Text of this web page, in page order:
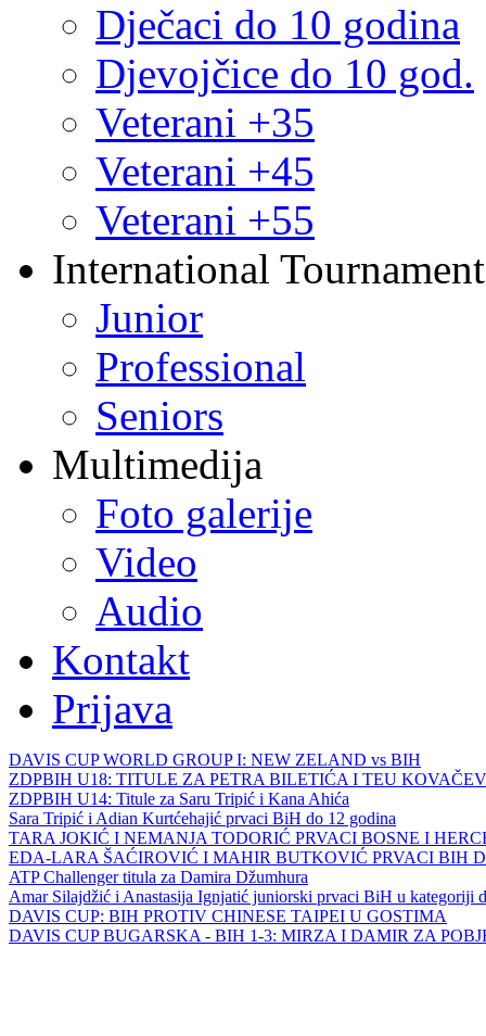
Dječaci do 10 godina
Djevojčice do 10 god.
Veterani +35
Veterani +45
Veterani +55
International
Junior
Professional
Seniors
Multimedija
Foto galerije
Video
Audio
Kontakt
Prijava
DAVIS CUP WORLD GROUP I: NEW ZELAND vs BIH
ZDPBIH U18: TITULE ZA PETRA BILETIĆA I TEU
ZDPBIH U14: Titule za Saru Tripić i Kana Ahića
Sara Tripić i Adian Kurtćehajić prvaci BiH do 12 godina
TARA JOKIĆ I NEMANJA TODORIĆ PRVACI BOSNE I
EDA-LARA ŠAĆIROVIĆ I MAHIR BUTKOVIĆ PRVACI BIH
ATP Challenger titula za Damira Džumhura
Amar Silajdžić i Anastasija Ignjatić juniorski prvaci BiH u kategoriji
DAVIS CUP: BIH PROTIV CHINESE TAIPEI U GOSTIMA
DAVIS CUP BUGARSKA - BIH 1-3: MIRZA I DAMIR ZA